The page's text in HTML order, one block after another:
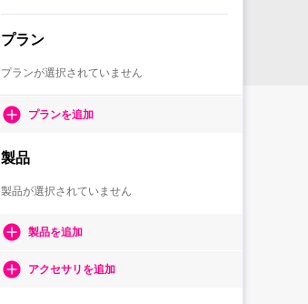
プラン
プランが選択されていません
プランを追加
製品
製品が選択されていません
製品を追加
アクセサリを追加